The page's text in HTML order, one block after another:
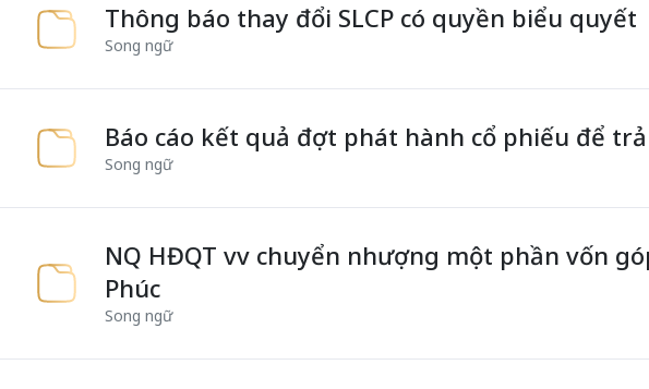
Thông báo thay đổi SLCP có quyền biểu quyết
Song ngữ
Báo cáo kết quả đợt phát hành cổ phiếu để
Song ngữ
NQ HĐQT vv chuyển nhượng một phần vốn
Phúc
Song ngữ